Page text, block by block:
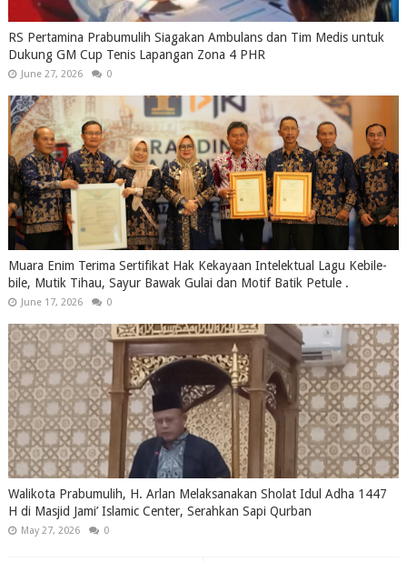
RS Pertamina Prabumulih Siagakan Ambulans dan Tim Medis untuk
Dukung GM Cup Tenis Lapangan Zona 4 PHR
June 27, 2026 0
Muara Enim Terima Sertifikat Hak Kekayaan Intelektual Lagu Kebile-
bile, Mutik Tihau, Sayur Bawak Gulai dan Motif Batik Petule .
June 17, 2026 0
Walikota Prabumulih, H. Arlan Melaksanakan Sholat Idul Adha 1447
H di Masjid Jami’ Islamic Center, Serahkan Sapi Qurban
May 27, 2026 0